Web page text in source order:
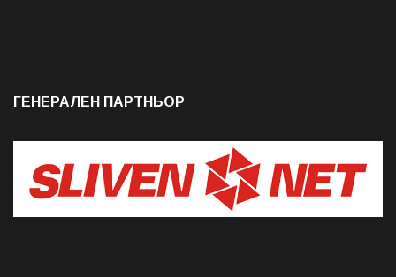
ГЕНЕРАЛЕН ПАРТНЬОР